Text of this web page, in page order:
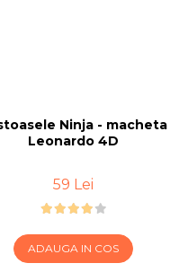
Ninja - macheta
Leonardo 4D
59 Lei
ADAUGA IN COS